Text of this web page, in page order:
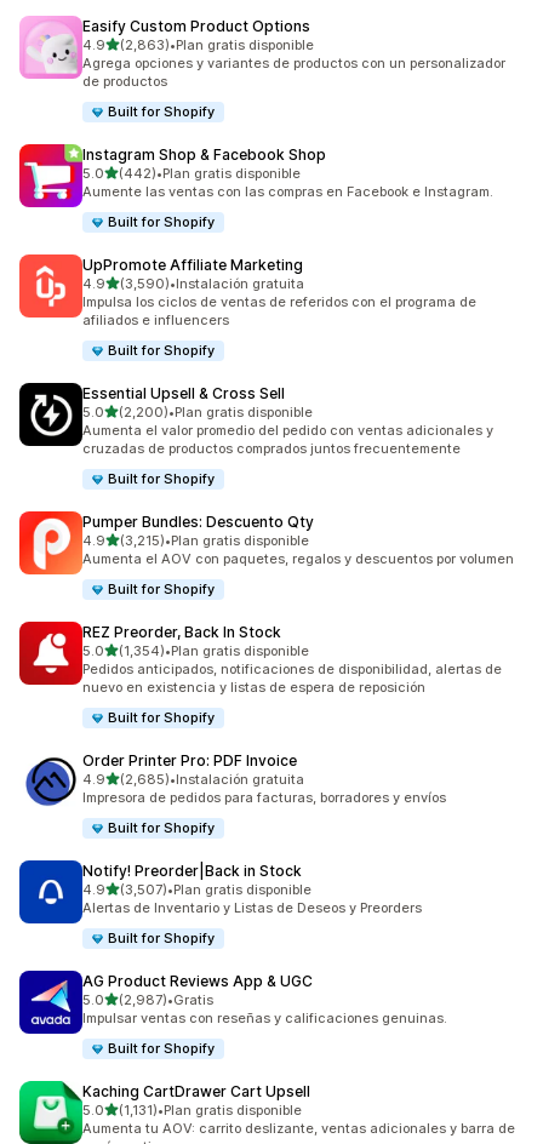
Easify Custom Product Options
4.9de 5 estrellas
(2,863)
2863 reseñas en total
•Plan gratis disponible
Agrega opciones y variantes de productos con un personalizador
de productos
Built for Shopify
Instagram Shop & Facebook Shop
5.0de 5 estrellas
(442)
442 reseñas en total
•Plan gratis disponible
Aumente las ventas con las compras en Facebook e Instagram.
Built for Shopify
UpPromote Affiliate Marketing
4.9de 5 estrellas
(3,590)
3590 reseñas en total
•Instalación gratuita
Impulsa los ciclos de ventas de referidos con el programa de
afiliados e influencers
Built for Shopify
Essential Upsell & Cross Sell
5.0de 5 estrellas
(2,200)
2200 reseñas en total
•Plan gratis disponible
Aumenta el valor promedio del pedido con ventas adicionales y
cruzadas de productos comprados juntos frecuentemente
Built for Shopify
Pumper Bundles: Descuento Qty
4.9de 5 estrellas
(3,215)
3215 reseñas en total
•Plan gratis disponible
Aumenta el AOV con paquetes, regalos y descuentos por volumen
Built for Shopify
REZ Preorder, Back In Stock
5.0de 5 estrellas
(1,354)
1354 reseñas en total
•Plan gratis disponible
Pedidos anticipados, notificaciones de disponibilidad, alertas de
nuevo en existencia y listas de espera de reposición
Built for Shopify
Order Printer Pro: PDF Invoice
4.9de 5 estrellas
(2,685)
2685 reseñas en total
•Instalación gratuita
Impresora de pedidos para facturas, borradores y envíos
Built for Shopify
Notify! Preorder|Back in Stock
4.9de 5 estrellas
(3,507)
3507 reseñas en total
•Plan gratis disponible
Alertas de Inventario y Listas de Deseos y Preorders
Built for Shopify
AG Product Reviews App & UGC
5.0de 5 estrellas
(2,987)
2987 reseñas en total
•Gratis
Impulsar ventas con reseñas y calificaciones genuinas.
Built for Shopify
Kaching CartDrawer Cart Upsell
5.0de 5 estrellas
(1,131)
1131 reseñas en total
•Plan gratis disponible
Aumenta tu AOV: carrito deslizante, ventas adicionales y barra de